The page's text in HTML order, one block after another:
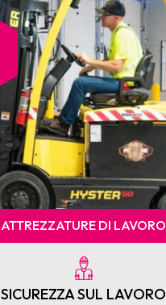
ATTREZZATURE DI LAVORO
SICUREZZA SUL LAVORO